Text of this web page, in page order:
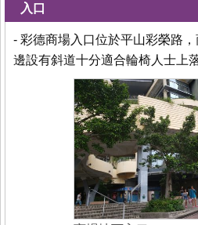
入口
- 彩德商場入口位於平山彩榮路
邊設有斜道十分適合輪椅人士上